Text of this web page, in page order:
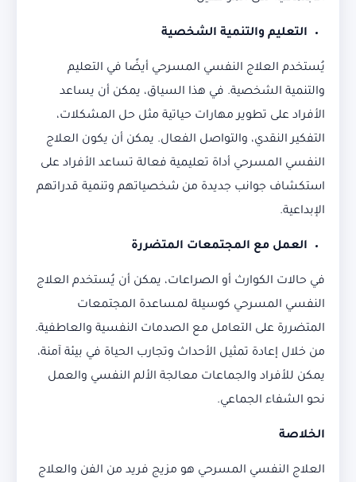
التعليم والتنمية الشخصية
يُستخدم العلاج النفسي المسرحي أيضًا في التعليم
والتنمية الشخصية. في هذا السياق، يمكن أن يساعد
الأفراد على تطوير مهارات حياتية مثل حل المشكلات،
التفكير النقدي، والتواصل الفعال. يمكن أن يكون العلاج
النفسي المسرحي أداة تعليمية فعالة تساعد الأفراد على
استكشاف جوانب جديدة من شخصياتهم وتنمية قدراتهم
الإبداعية.
العمل مع المجتمعات المتضررة
في حالات الكوارث أو الصراعات، يمكن أن يُستخدم العلاج
النفسي المسرحي كوسيلة لمساعدة المجتمعات
المتضررة على التعامل مع الصدمات النفسية والعاطفية.
من خلال إعادة تمثيل الأحداث وتجارب الحياة في بيئة آمنة،
يمكن للأفراد والجماعات معالجة الألم النفسي والعمل
نحو الشفاء الجماعي.
الخلاصة
العلاج النفسي المسرحي هو مزيج فريد من الفن والعلاج